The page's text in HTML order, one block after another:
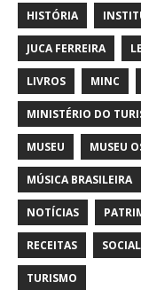
HISTÓRIA
JUCA FERREIRA
LIVROS MINC
MINISTÉRIO DO
MUSEU MUSEU
MÚSICA BRASILEIRA
NOTÍCIAS
RECEITAS
TURISMO